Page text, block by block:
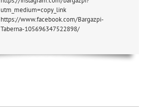
utm_medium=copy_link
https://www.facebook.com/Bargazpi-
Taberna-105696347522898/